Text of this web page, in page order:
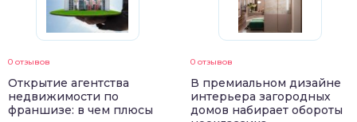
0 отзывов
Открытие агентства
недвижимости по
франшизе: в чем плюсы
0 отзывов
В премиальном дизайне
интерьера загородных
домов набирает обороты